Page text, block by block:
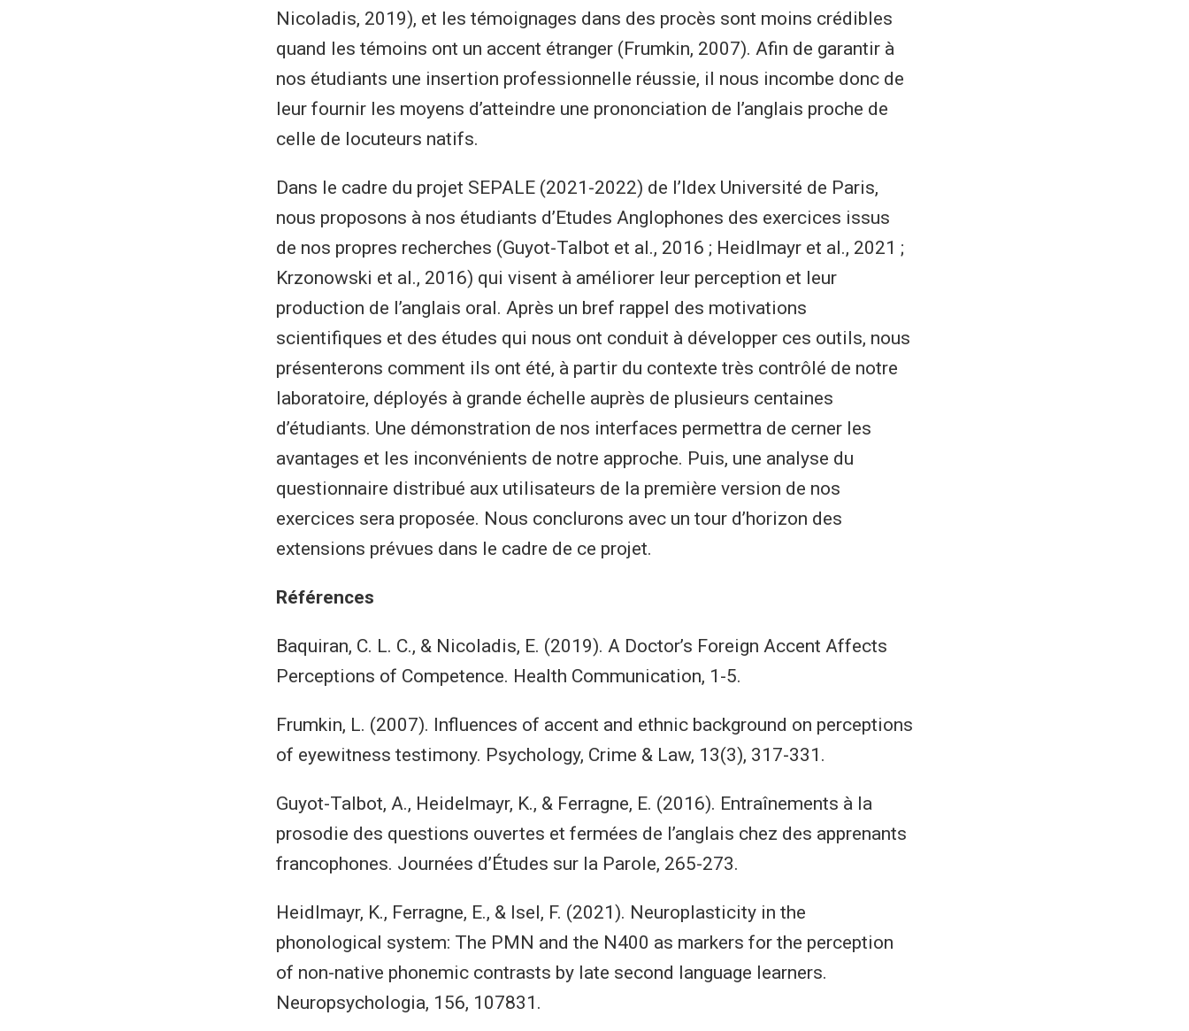
Nicoladis, 2019), et les témoignages dans des procès sont moins crédibles
quand les témoins ont un accent étranger (Frumkin, 2007). Afin de garantir à
nos étudiants une insertion professionnelle réussie, il nous incombe donc de
leur fournir les moyens d’atteindre une prononciation de l’anglais proche de
celle de locuteurs natifs.
Dans le cadre du projet SEPALE (2021-2022) de l’Idex Université de Paris,
nous proposons à nos étudiants d’Etudes Anglophones des exercices issus
de nos propres recherches (Guyot-Talbot et al., 2016 ; Heidlmayr et al., 2021 ;
Krzonowski et al., 2016) qui visent à améliorer leur perception et leur
production de l’anglais oral. Après un bref rappel des motivations
scientifiques et des études qui nous ont conduit à développer ces outils, nous
présenterons comment ils ont été, à partir du contexte très contrôlé de notre
laboratoire, déployés à grande échelle auprès de plusieurs centaines
d’étudiants. Une démonstration de nos interfaces permettra de cerner les
avantages et les inconvénients de notre approche. Puis, une analyse du
questionnaire distribué aux utilisateurs de la première version de nos
exercices sera proposée. Nous conclurons avec un tour d’horizon des
extensions prévues dans le cadre de ce projet.
Références
Baquiran, C. L. C., & Nicoladis, E. (2019). A Doctor’s Foreign Accent Affects
Perceptions of Competence. Health Communication, 1-5.
Frumkin, L. (2007). Influences of accent and ethnic background on perceptions
of eyewitness testimony. Psychology, Crime & Law, 13(3), 317-331.
Guyot-Talbot, A., Heidelmayr, K., & Ferragne, E. (2016). Entraînements à la
prosodie des questions ouvertes et fermées de l’anglais chez des apprenants
francophones. Journées d’Études sur la Parole, 265-273.
Heidlmayr, K., Ferragne, E., & Isel, F. (2021). Neuroplasticity in the
phonological system: The PMN and the N400 as markers for the perception
of non-native phonemic contrasts by late second language learners.
Neuropsychologia, 156, 107831.